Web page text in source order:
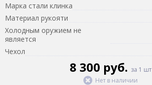
Марка стали клинка
Материал рукояти
Холодным оружием не
является
Чехол
8 300 руб. за 1 шт
Нет в наличии